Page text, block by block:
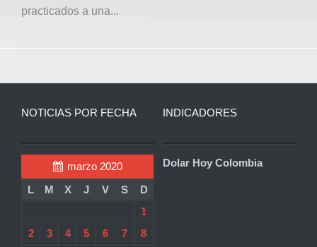
practicados a una...
NOTICIAS POR FECHA
marzo 2020
L
M X J V S
D
1
2
3 4 5 6 7
8
INDICADORES
Dolar Hoy Colombia